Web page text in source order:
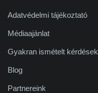
Adatvédelmi tájékoztató
Médiaajánlat
Gyakran ismételt kérdések
Blog
Partnereink